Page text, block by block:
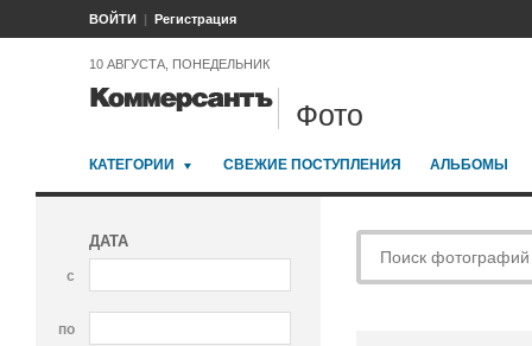
ВОЙТИ Регистрация
10 АВГУСТА, ПОНЕДЕЛЬНИК
Фото
КАТЕГОРИИ СВЕЖИЕ ПОСТУПЛЕНИЯ АЛЬБОМЫ
ДАТА
с
по